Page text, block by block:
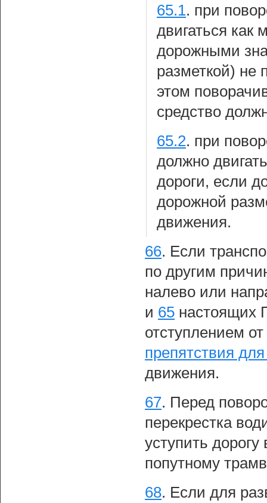
65.1 . при
двигаться как
дорожными
разметкой) не
этом
средство
65.2. при
должно
дороги, если
дорожной
движения.
66. Если
по другим
налево или
и 65 настоящих
отступлением
препятствия
движения.
67. Перед
перекрестка
уступить
попутному
68. Если для